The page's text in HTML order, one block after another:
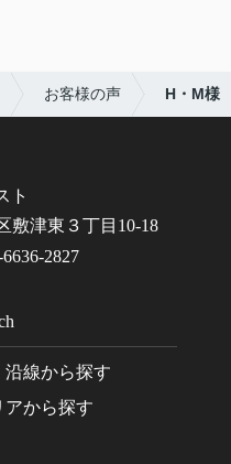
お客様の声 H・M様
ト
敷津東３丁目10-18
2827
沿線から探す
アから探す